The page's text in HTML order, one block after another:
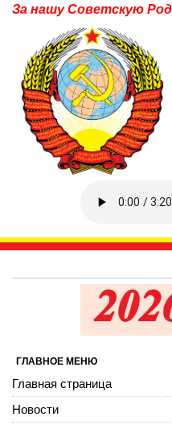
За нашу Советскую
ГЛАВНОЕ МЕНЮ
Главная страница
Новости